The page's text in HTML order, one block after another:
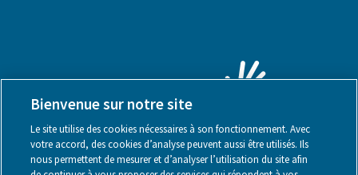
Bienvenue sur notre site
Le site utilise des cookies nécessaires à son fonctionnement. Avec
votre accord, des cookies d’analyse peuvent aussi être utilisés. Ils
nous permettent de mesurer et d’analyser l’utilisation du site afin